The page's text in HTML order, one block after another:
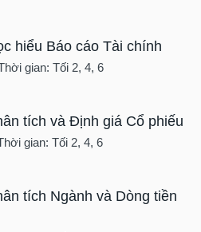
hiểu Báo cáo Tài chính
gian: Tối 2, 4, 6
tích và Định giá Cổ phiếu
gian: Tối 2, 4, 6
tích Ngành và Dòng tiền